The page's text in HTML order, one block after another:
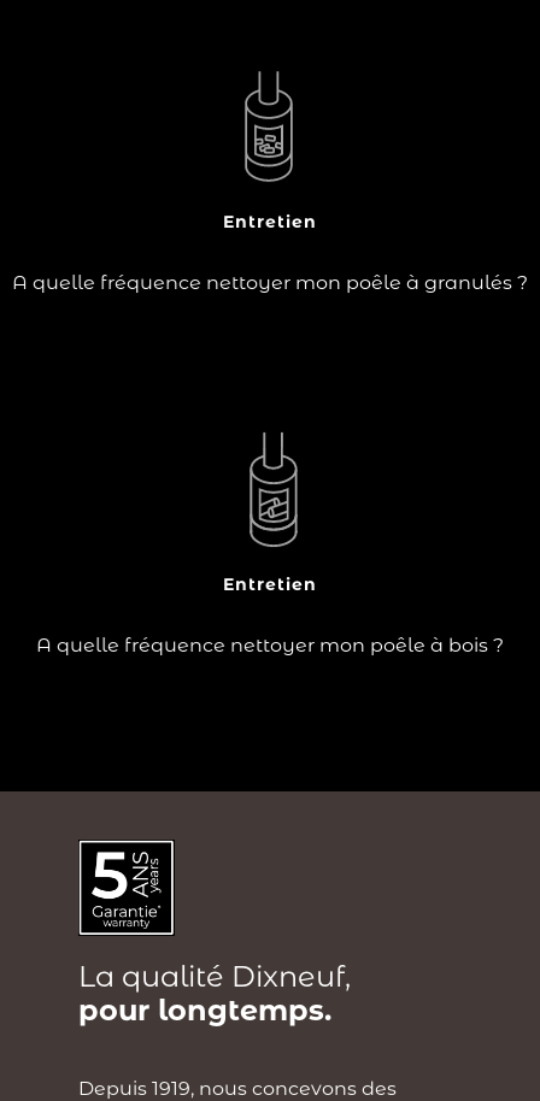
Entretien
A quelle fréquence nettoyer mon poêle à granulés ?
Si vous êtes propriétaire d'un poêle à pellets ou poêle à
granulés, vous savez probablement que l'entretien
régulier de votre appareil est essentiel pour maintenir
son efficacité et sa durabilité. Le brasier, le bac à
Entretien
A quelle fréquence nettoyer mon poêle à bois ?
Pour éviter une mauvaise combustion, videz les
cendres tous les 3 jours environ, et nettoyez la
chambre de combustion chaque semaine.
Lire la suite
La qualité Dixneuf,
pour longtemps.
Depuis 1919, nous concevons des